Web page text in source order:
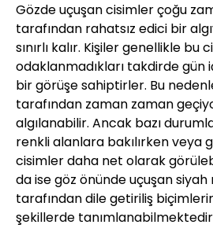
Gözde uçuşan cisimler çoğu
tarafından rahatsız edici bir
sınırlı kalır. Kişiler genellikle bu
odaklanmadıkları takdirde gün
bir görüşe sahiptirler. Bu
tarafından zaman zaman
algılanabilir. Ancak bazı
renkli alanlara bakılırken veya
cisimler daha net olarak
da ise göz önünde uçuşan
tarafından dile getiriliş
şekillerde